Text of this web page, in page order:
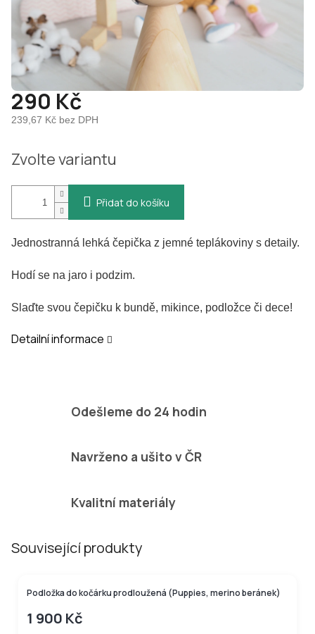
290 Kč
239,67 Kč bez DPH
cena:
Zvolte variantu
Přidat do košíku
Jednostranná lehká čepička z jemné teplákoviny s detaily.
Hodí se na jaro i podzim.
Slaďte svou čepičku k bundě, mikince, podložce či dece!
Detailní informace
Odešleme do 24 hodin
Navrženo a ušito v ČR
Kvalitní materiály
Související produkty
100% merino beránek
Podložka do kočárku prodloužená (Puppies, merino beránek)
1 900 Kč